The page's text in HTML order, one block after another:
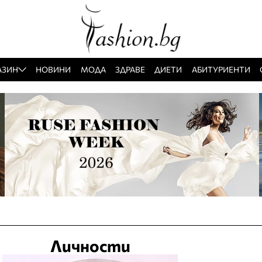
НОВИНИ МОДА ЗДРАВЕ ДИЕТИ АБИТУРИЕНТИ
Личности